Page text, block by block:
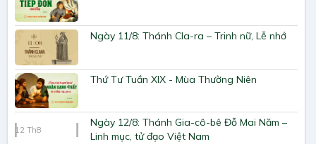
Ngày 11/8: Thánh Cla-ra – Trinh nữ, Lễ nhớ
Thứ Tư Tuần XIX - Mùa Thường Niên
12 Th8
Ngày 12/8: Thánh Gia-cô-bê Đỗ Mai Năm –
Linh mục, tử đạo Việt Nam